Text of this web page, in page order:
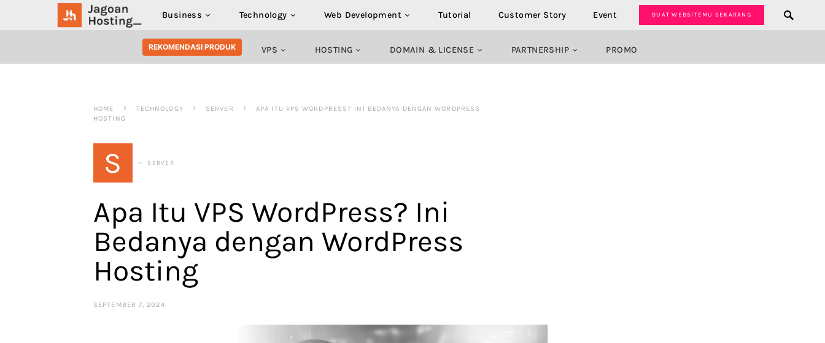
Business Technology Web Development Tutorial Customer Story Event BUAT WEBSITEMU SEKARANG
SEARCH FOR:
REKOMENDASI PRODUK VPS HOSTING DOMAIN & LICENSE PARTNERSHIP PROMO
HOME TECHNOLOGY SERVER
APA ITU VPS WORDPRESS? INI BEDANYA DENGAN WORDPRESS
HOSTING
S SERVER
Apa Itu VPS WordPress? Ini
Bedanya dengan WordPress
Hosting
SEPTEMBER 7, 2024